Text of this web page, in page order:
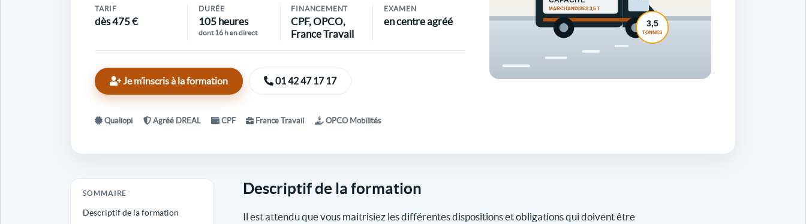
TARIF
dès 475 €
DURÉE
105 heures
dont 16 h en direct
FINANCEMENT
CPF, OPCO,
France Travail
EXAMEN
en centre agréé
Je m’inscris à la formation 01 42 47 17 17
Qualiopi Agréé DREAL CPF France Travail OPCO Mobilités
SOMMAIRE
Descriptif de la formation
Descriptif de la formation
Il est attendu que vous maitrisiez les différentes dispositions et obligations qui doivent être